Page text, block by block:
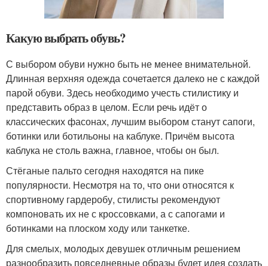
Какую выбрать обувь?
С выбором обуви нужно быть не менее внимательной.
Длинная верхняя одежда сочетается далеко не с каждой
парой обуви. Здесь необходимо учесть стилистику и
представить образ в целом. Если речь идёт о
классических фасонах, лучшим выбором станут сапоги,
ботинки или ботильоны на каблуке. Причём высота
каблука не столь важна, главное, чтобы он был.
Стёганые пальто сегодня находятся на пике
популярности. Несмотря на то, что они относятся к
спортивному гардеробу, стилисты рекомендуют
компоновать их не с кроссовками, а с сапогами и
ботинками на плоском ходу или танкетке.
Для смелых, молодых девушек отличным решением
разнообразить повседневные образы будет идея создать